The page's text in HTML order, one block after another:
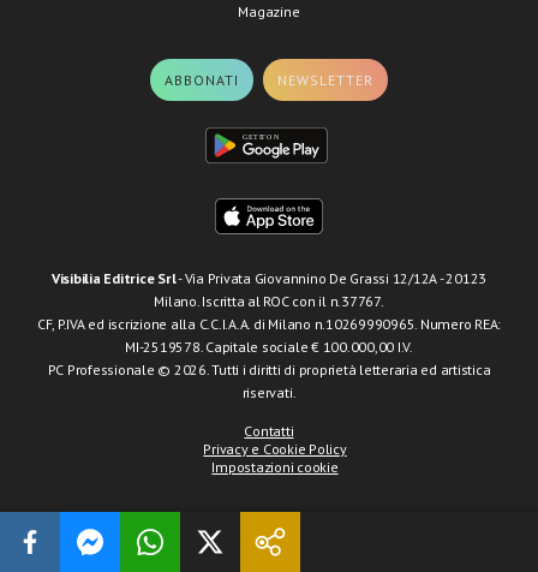
Magazine
ABBONATI NEWSLETTER
Visibilia Editrice Srl- Via Privata Giovannino De Grassi 12/12A - 20123
Milano. Iscritta al ROC con il n.37767.
CF, P.IVA ed iscrizione alla C.C.I.A.A. di Milano n.10269990965. Numero REA:
MI-2519578. Capitale sociale € 100.000,00 I.V.
PC Professionale © 2026. Tutti i diritti di proprietà letteraria ed artistica
riservati.
Contatti
Privacy e Cookie Policy
Impostazioni cookie